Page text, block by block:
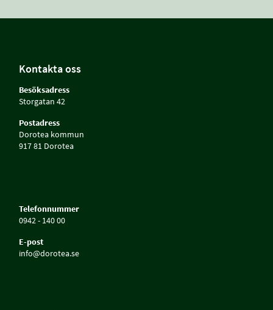
Kontakta oss
Besöksadress
Storgatan 42
Postadress
Dorotea kommun
917 81 Dorotea
Telefonnummer
0942 - 140 00
E-post
info@dorotea.se